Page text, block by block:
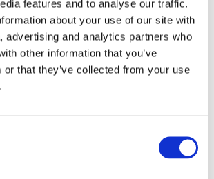
features and to analyse our traffic.
about your use of our site with
advertising and analytics partners who
other information that you’ve
or that they’ve collected from your use